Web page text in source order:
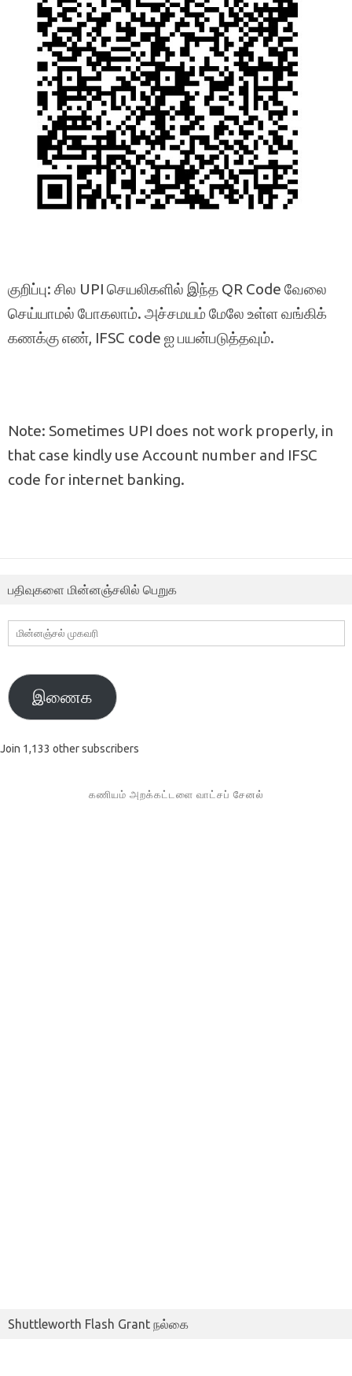
குறிப்பு: சில UPI செயலிகளில் இந்த QR Code வேலை
செய்யாமல் போகலாம். அச்சமயம் மேலே உள்ள வங்கிக்
கணக்கு எண், IFSC code ஐ பயன்படுத்தவும்.
Note: Sometimes UPI does not work properly, in
that case kindly use Account number and IFSC
code for internet banking.
பதிவுகளை மின்னஞ்சலில் பெறுக
மின்னஞ்சல்
முகவரி
இணைக
Join 1,133 other subscribers
கணியம் அறக்கட்டளை வாட்சப் சேனல்
Shuttleworth Flash Grant நல்கை